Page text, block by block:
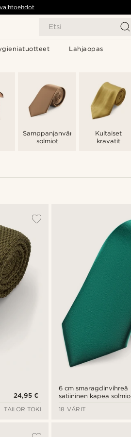
Etsi
Lahjaopas
Samppanjanväriset
solmiot
Kultaiset
kravatit
24,95 €
TAILOR TOKI
6 cm smaragdinvihreä
satiininen kapea solmio
18 VÄRIT